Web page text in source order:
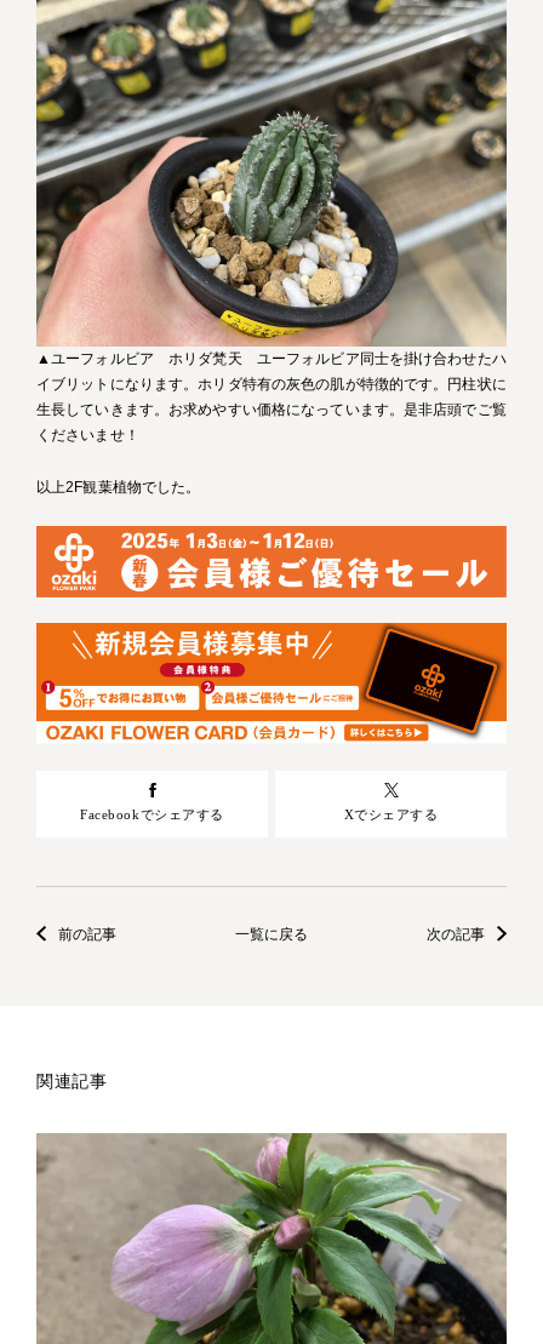
▲ユーフォルビア ホリダ梵天 ユーフォルビア同士を掛け合わせたハ
イブリットになります。ホリダ特有の灰色の肌が特徴的です。円柱状に
生長していきます。お求めやすい価格になっています。是非店頭でご覧
くださいませ！
以上2F観葉植物でした。
Facebookでシェアする Xでシェアする
前の記事 一覧に戻る 次の記事
関連記事